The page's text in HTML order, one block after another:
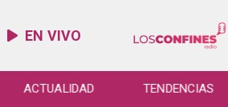
EN VIVO
ACTUALIDAD TENDENCIAS